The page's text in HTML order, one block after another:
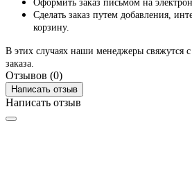
Оформить заказ письмом на
Сделать заказ путем добавления,
корзину.
В этих случаях наши менеджеры свяжутся
заказа.
Отзывов (0)
Написать отзыв
Написать отзыв